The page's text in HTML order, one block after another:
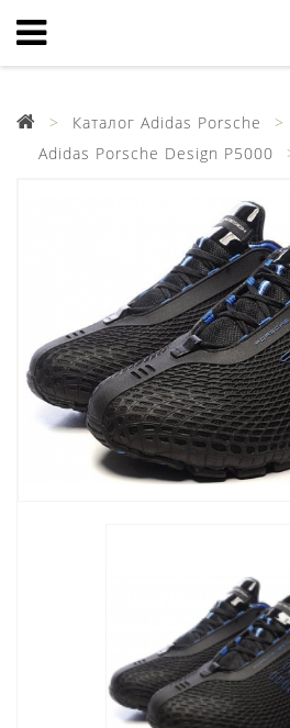
Каталог Adidas Porsche
Adidas Porsche Design P5000